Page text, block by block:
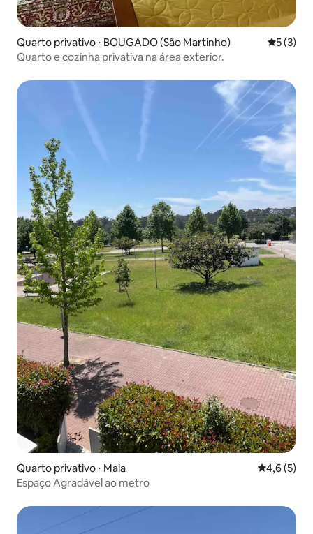
Quarto privativo ⋅ BOUGADO (São Martinho) 5 de
5 (3)
Quarto e cozinha privativa na área exterior.
Quarto privativo ⋅ Maia 4,6 de
4,6 (5)
Espaço Agradável ao metro